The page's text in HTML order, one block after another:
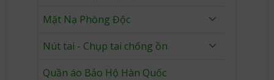
Mặt Nạ Phòng Độc
Nút tai - Chụp tai chống ồn
Quần áo Bảo Hộ Hàn Quốc